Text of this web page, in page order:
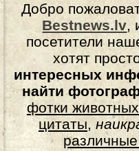
Добро
Bestnews.lv,
посетители
хотят
интересных
найти
фотки животных
цитаты,